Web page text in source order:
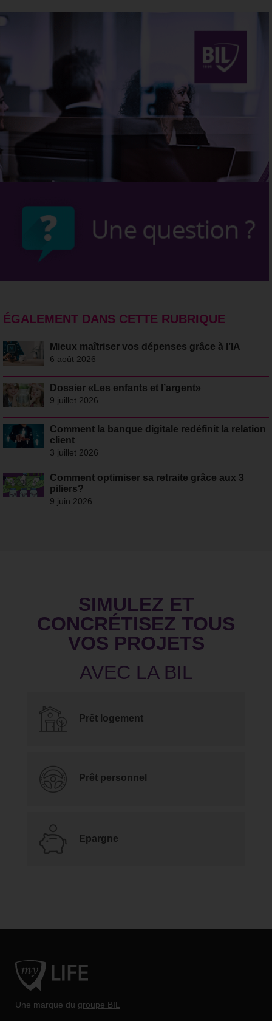
ÉGALEMENT DANS CETTE RUBRIQUE
Mieux maîtriser vos dépenses grâce à l’IA
6 août 2026
Dossier «Les enfants et l’argent»
9 juillet 2026
Comment la banque digitale redéfinit la relation
client
3 juillet 2026
Comment optimiser sa retraite grâce aux 3
piliers?
9 juin 2026
SIMULEZ ET
CONCRÉTISEZ TOUS
VOS PROJETS
Prêt logement
Prêt personnel
Epargne
Une marque du groupe BIL